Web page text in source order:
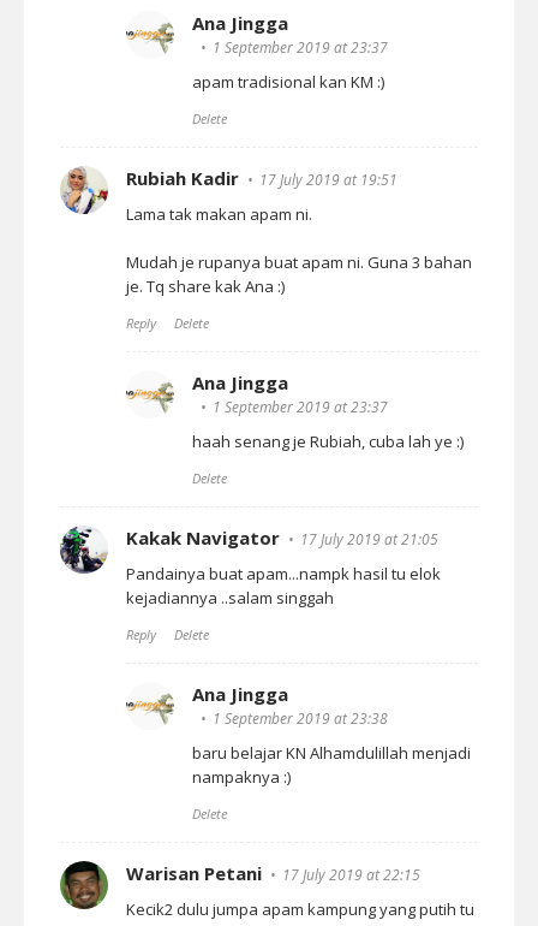
Ana Jingga
1 September 2019 at 23:37
apam tradisional kan KM :)
Delete
Rubiah Kadir 17 July 2019 at 19:51
Lama tak makan apam ni.
Mudah je rupanya buat apam ni. Guna 3 bahan
je. Tq share kak Ana :)
Reply Delete
Ana Jingga
1 September 2019 at 23:37
haah senang je Rubiah, cuba lah ye :)
Delete
Kakak Navigator 17 July 2019 at 21:05
Pandainya buat apam...nampk hasil tu elok
kejadiannya ..salam singgah
Reply Delete
Ana Jingga
1 September 2019 at 23:38
baru belajar KN Alhamdulillah menjadi
nampaknya :)
Delete
Warisan Petani 17 July 2019 at 22:15
Kecik2 dulu jumpa apam kampung yang putih tu